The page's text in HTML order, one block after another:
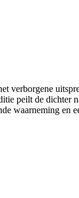
verborgene
peilt de
waarneming en